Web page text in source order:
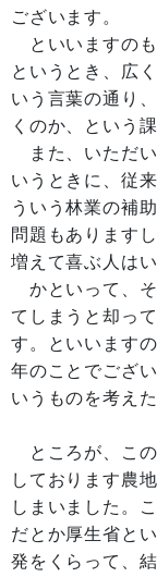
ございます。
といいますのも
というとき、広
いう言葉の通り
くのか、という
また、いただい
いうときに、従
ういう林業の補
問題もあります
増えて喜ぶ人はい
かといって、そ
てしまうと却っ
す。といいます
年のことでござ
いうものを考え
ところが、この
しております農
しまいました。
だとか厚生省と
発をくらって、